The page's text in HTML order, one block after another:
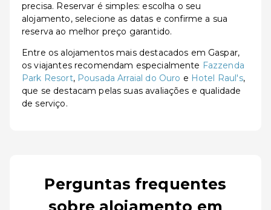
precisa. Reservar é simples: escolha o seu
alojamento, selecione as datas e confirme a sua
reserva ao melhor preço garantido.
Entre os alojamentos mais destacados em Gaspar,
os viajantes recomendam especialmente Fazzenda
Park Resort, Pousada Arraial do Ouro e Hotel Raul's,
que se destacam pelas suas avaliações e qualidade
de serviço.
Perguntas frequentes
sobre alojamento em